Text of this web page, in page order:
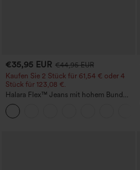
€35,95 EUR €44,95 EUR
Kaufen Sie 2 Stück für 61,54 € oder 4
Stück für 123,08 €.
Halara Flex™ Jeans mit hohem Bund
und Taschen, gewaschener, lässiger
Bootcut